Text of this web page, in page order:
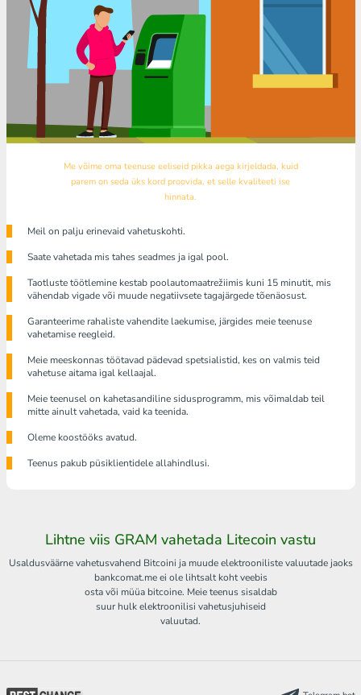
Me võime oma teenuse eeliseid pikka aega kirjeldada, kuid
parem on seda üks kord proovida, et selle kvaliteeti ise
hinnata.
Meil ​​on palju erinevaid vahetuskohti.
Saate vahetada mis tahes seadmes ja igal pool.
Taotluste töötlemine kestab poolautomaatrežiimis kuni 15 minutit, mis
vähendab vigade või muude negatiivsete tagajärgede tõenäosust.
Garanteerime rahaliste vahendite laekumise, järgides meie teenuse
vahetamise reegleid.
Meie meeskonnas töötavad pädevad spetsialistid, kes on valmis teid
vahetuse aitama igal kellaajal.
Meie teenusel on kahetasandiline sidusprogramm, mis võimaldab teil
mitte ainult vahetada, vaid ka teenida.
Oleme koostööks avatud.
Teenus pakub püsiklientidele allahindlusi.
Lihtne viis GRAM vahetada Litecoin vastu
Usaldusväärne vahetusvahend Bitcoini ja muude elektrooniliste valuutade jaoks
bankcomat.me ei ole lihtsalt koht veebis
osta või müüa bitcoine. Meie teenus sisaldab
suur hulk elektroonilisi vahetusjuhiseid
valuutad.